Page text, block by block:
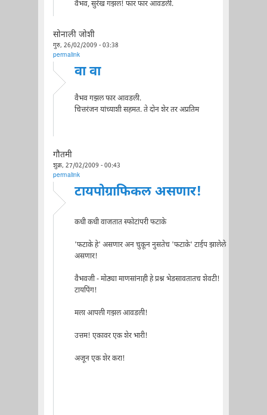
वैभव, सुरेख गझल! फार फार आवडली.
सोनाली जोशी
गुरु, 26/02/2009 - 03:38
permalink
वा वा
वैभव गझल फार आवडली.
चित्तरंजन यांच्याशी सहमत. ते दोन शेर तर अप्रतिम
गौतमी
शुक्र, 27/02/2009 - 00:43
permalink
टायपोग्राफिकल असणार!
कधी कधी वाजतात स्फोटांपरी फटाके
'फटाके हे' असणार अन चुकून नुसतेच 'फटाके' टाईप झालेले
असणार!
वैभवजी - मोठ्या माणसांनाही हे प्रश्न भेडसावतातच शेवटी!
टायपिंग!
मला आपली गझल आवडली!
उत्तम! एकावर एक शेर भारी!
अजून एक शेर करा!